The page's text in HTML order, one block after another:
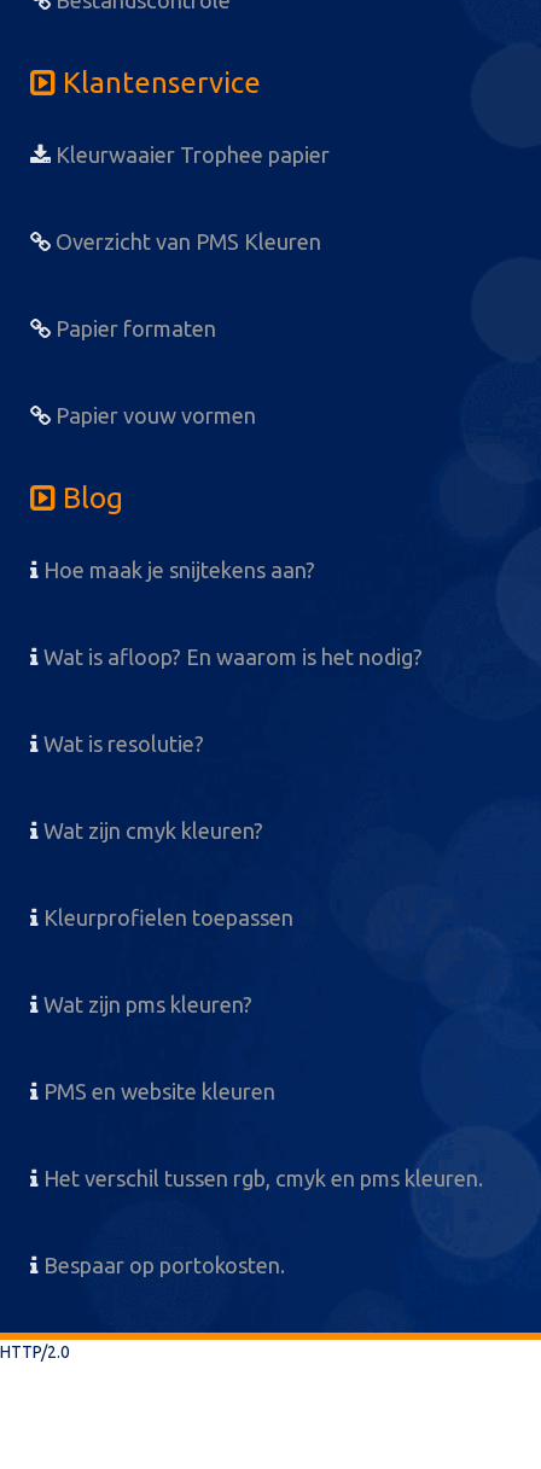
Klantenservice
Kleurwaaier Trophee papier
Overzicht van PMS Kleuren
Papier formaten
Papier vouw vormen
Blog
Hoe maak je snijtekens aan?
Wat is afloop? En waarom is het nodig?
Wat is resolutie?
Wat zijn cmyk kleuren?
Kleurprofielen toepassen
Wat zijn pms kleuren?
PMS en website kleuren
Het verschil tussen rgb, cmyk en pms kleuren.
Bespaar op portokosten.
HTTP/2.0